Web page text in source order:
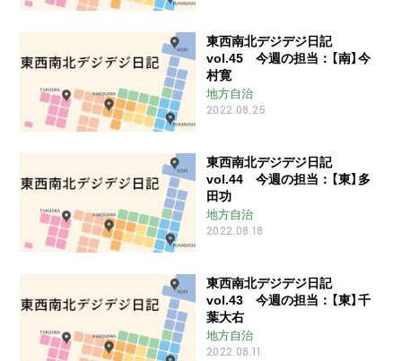
東西南北デジデジ日記
vol.45 今週の担当：【南】今
村寛
地方自治
2022.08.25
東西南北デジデジ日記
vol.44 今週の担当：【東】多
田功
地方自治
2022.08.18
東西南北デジデジ日記
vol.43 今週の担当：【東】千
葉大右
地方自治
2022.08.11